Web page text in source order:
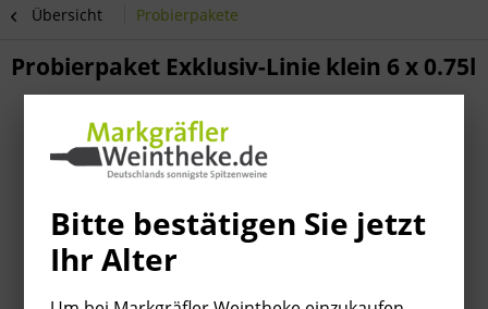
Übersicht Probierpakete
Probierpaket Exklusiv-Linie klein 6 x 0.75l
Bitte bestätigen Sie jetzt
Ihr Alter